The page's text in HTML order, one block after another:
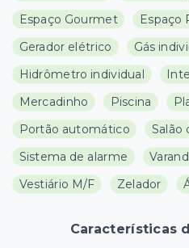
Espaço Gourmet
Espaço
Gerador elétrico
Gás
Hidrômetro individual
Mercadinho
Piscina
Portão automático
Salão
Sistema de alarme
Vestiário M/F
Zelador
Características